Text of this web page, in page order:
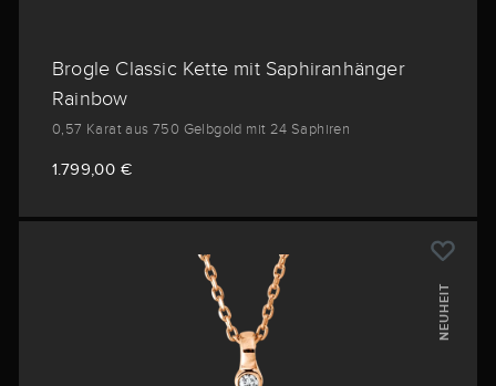
Brogle Classic Kette mit Saphiranhänger
Rainbow
0,57 Karat aus 750 Gelbgold mit 24 Saphiren
1.799,00 €
NEUHEIT